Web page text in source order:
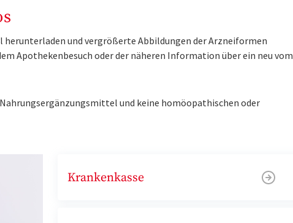
herunterladen und vergrößerte Abbildungen der Arzneiformen
Apothekenbesuch oder der näheren Information über ein neu vom
und keine homöopathischen oder
Krankenkasse